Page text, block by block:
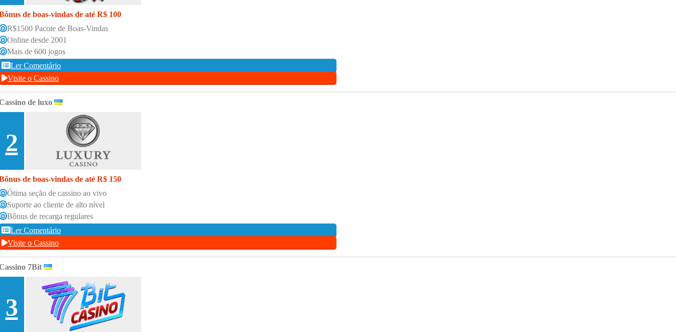
de boas-vindas de até R$ 100
R$1500 Pacote de Boas-Vindas
Online desde 2001
Mais de 600 jogos
Ler Comentário
Visite o Cassino
de luxo
2
de boas-vindas de até R$ 150
Ótima seção de cassino ao vivo
Suporte ao cliente de alto nível
Bônus de recarga regulares
Ler Comentário
Visite o Cassino
7Bit
3